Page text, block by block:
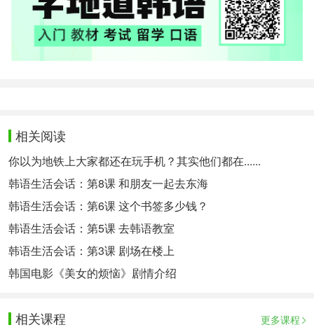
相关阅读
你以为地铁上大家都还在玩手机？其实他们都在......
韩语生活会话：第8课 和朋友一起去东海
韩语生活会话：第6课 这个书签多少钱？
韩语生活会话：第5课 去韩语教室
韩语生活会话：第3课 剧场在楼上
韩国电影《美女的烦恼》剧情介绍
相关课程 更多课程